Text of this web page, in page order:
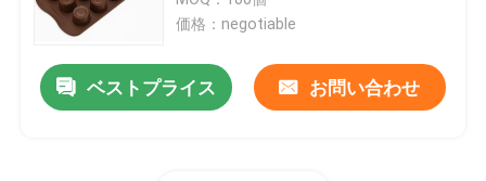
価格：negotiable
ベストプライス お問い合わせ